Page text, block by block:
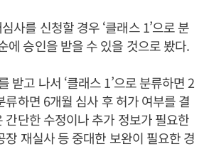
사를 신청할 경우 ‘클래스 1’으로 분
에 승인을 받을 수 있을 것으로 봤다.
받고 나서 ‘클래스 1’으로 분류하면 2
류하면 6개월 심사 후 허가 여부를 결
간단한 수정이나 추가 정보가 필요한
장 재실사 등 중대한 보완이 필요한 경